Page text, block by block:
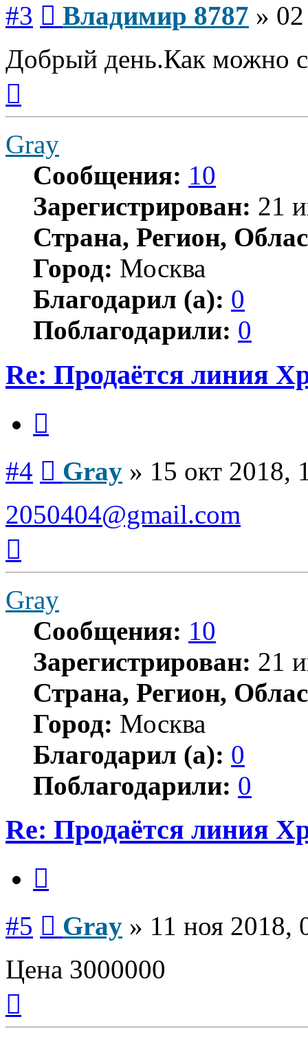
#3 Владимир 8787 »
Добрый день.Как можно с
началу
Gray
Сообщения: 10
Зарегистрирован: 21
Страна, Регион,
Город: Москва
Благодарил (а): 0
Поблагодарили: 0
Re: Продаётся линия
#4 Gray » 15 окт 2018,
2050404@gmail.com
началу
Gray
Сообщения: 10
Зарегистрирован: 21
Страна, Регион,
Город: Москва
Благодарил (а): 0
Поблагодарили: 0
Re: Продаётся линия
#5 Gray » 11 ноя 2018,
Цена 3000000
началу